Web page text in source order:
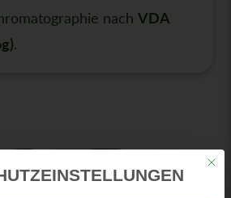
nachVDA
.
Mit